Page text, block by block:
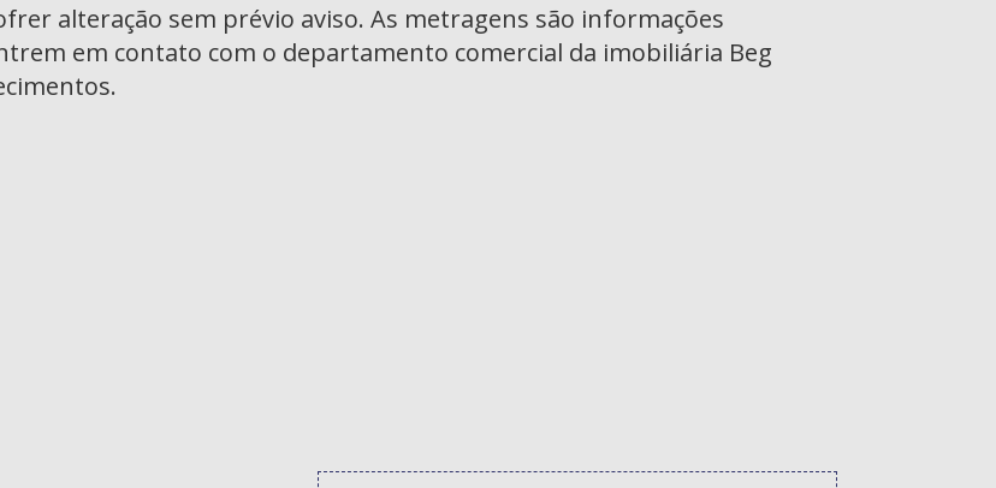
alteração sem prévio aviso. As metragens são informações
em contato com o departamento comercial da imobiliária Beg